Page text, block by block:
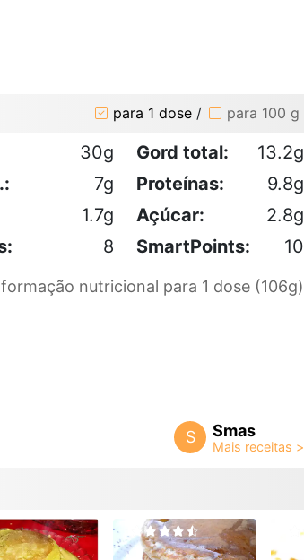
para 1 dose / para 100 g
30g Gord total:
13.2g
7g Proteínas:
9.8g
1.7g Açúcar:
2.8g
8 SmartPoints: 10
nutricional para 1 dose (106g)
S Smas